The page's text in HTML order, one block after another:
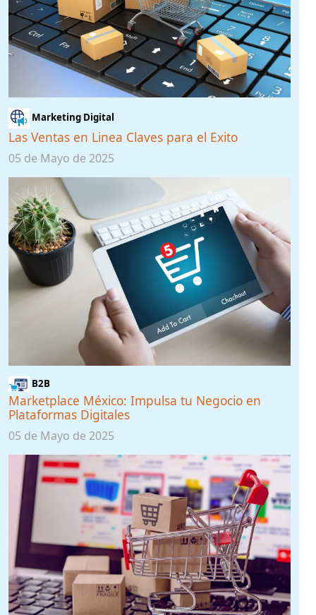
Marketing Digital
Las Ventas en Linea Claves para el Exito
05 de Mayo de 2025
B2B
Marketplace México: Impulsa tu Negocio en
Plataformas Digitales
05 de Mayo de 2025